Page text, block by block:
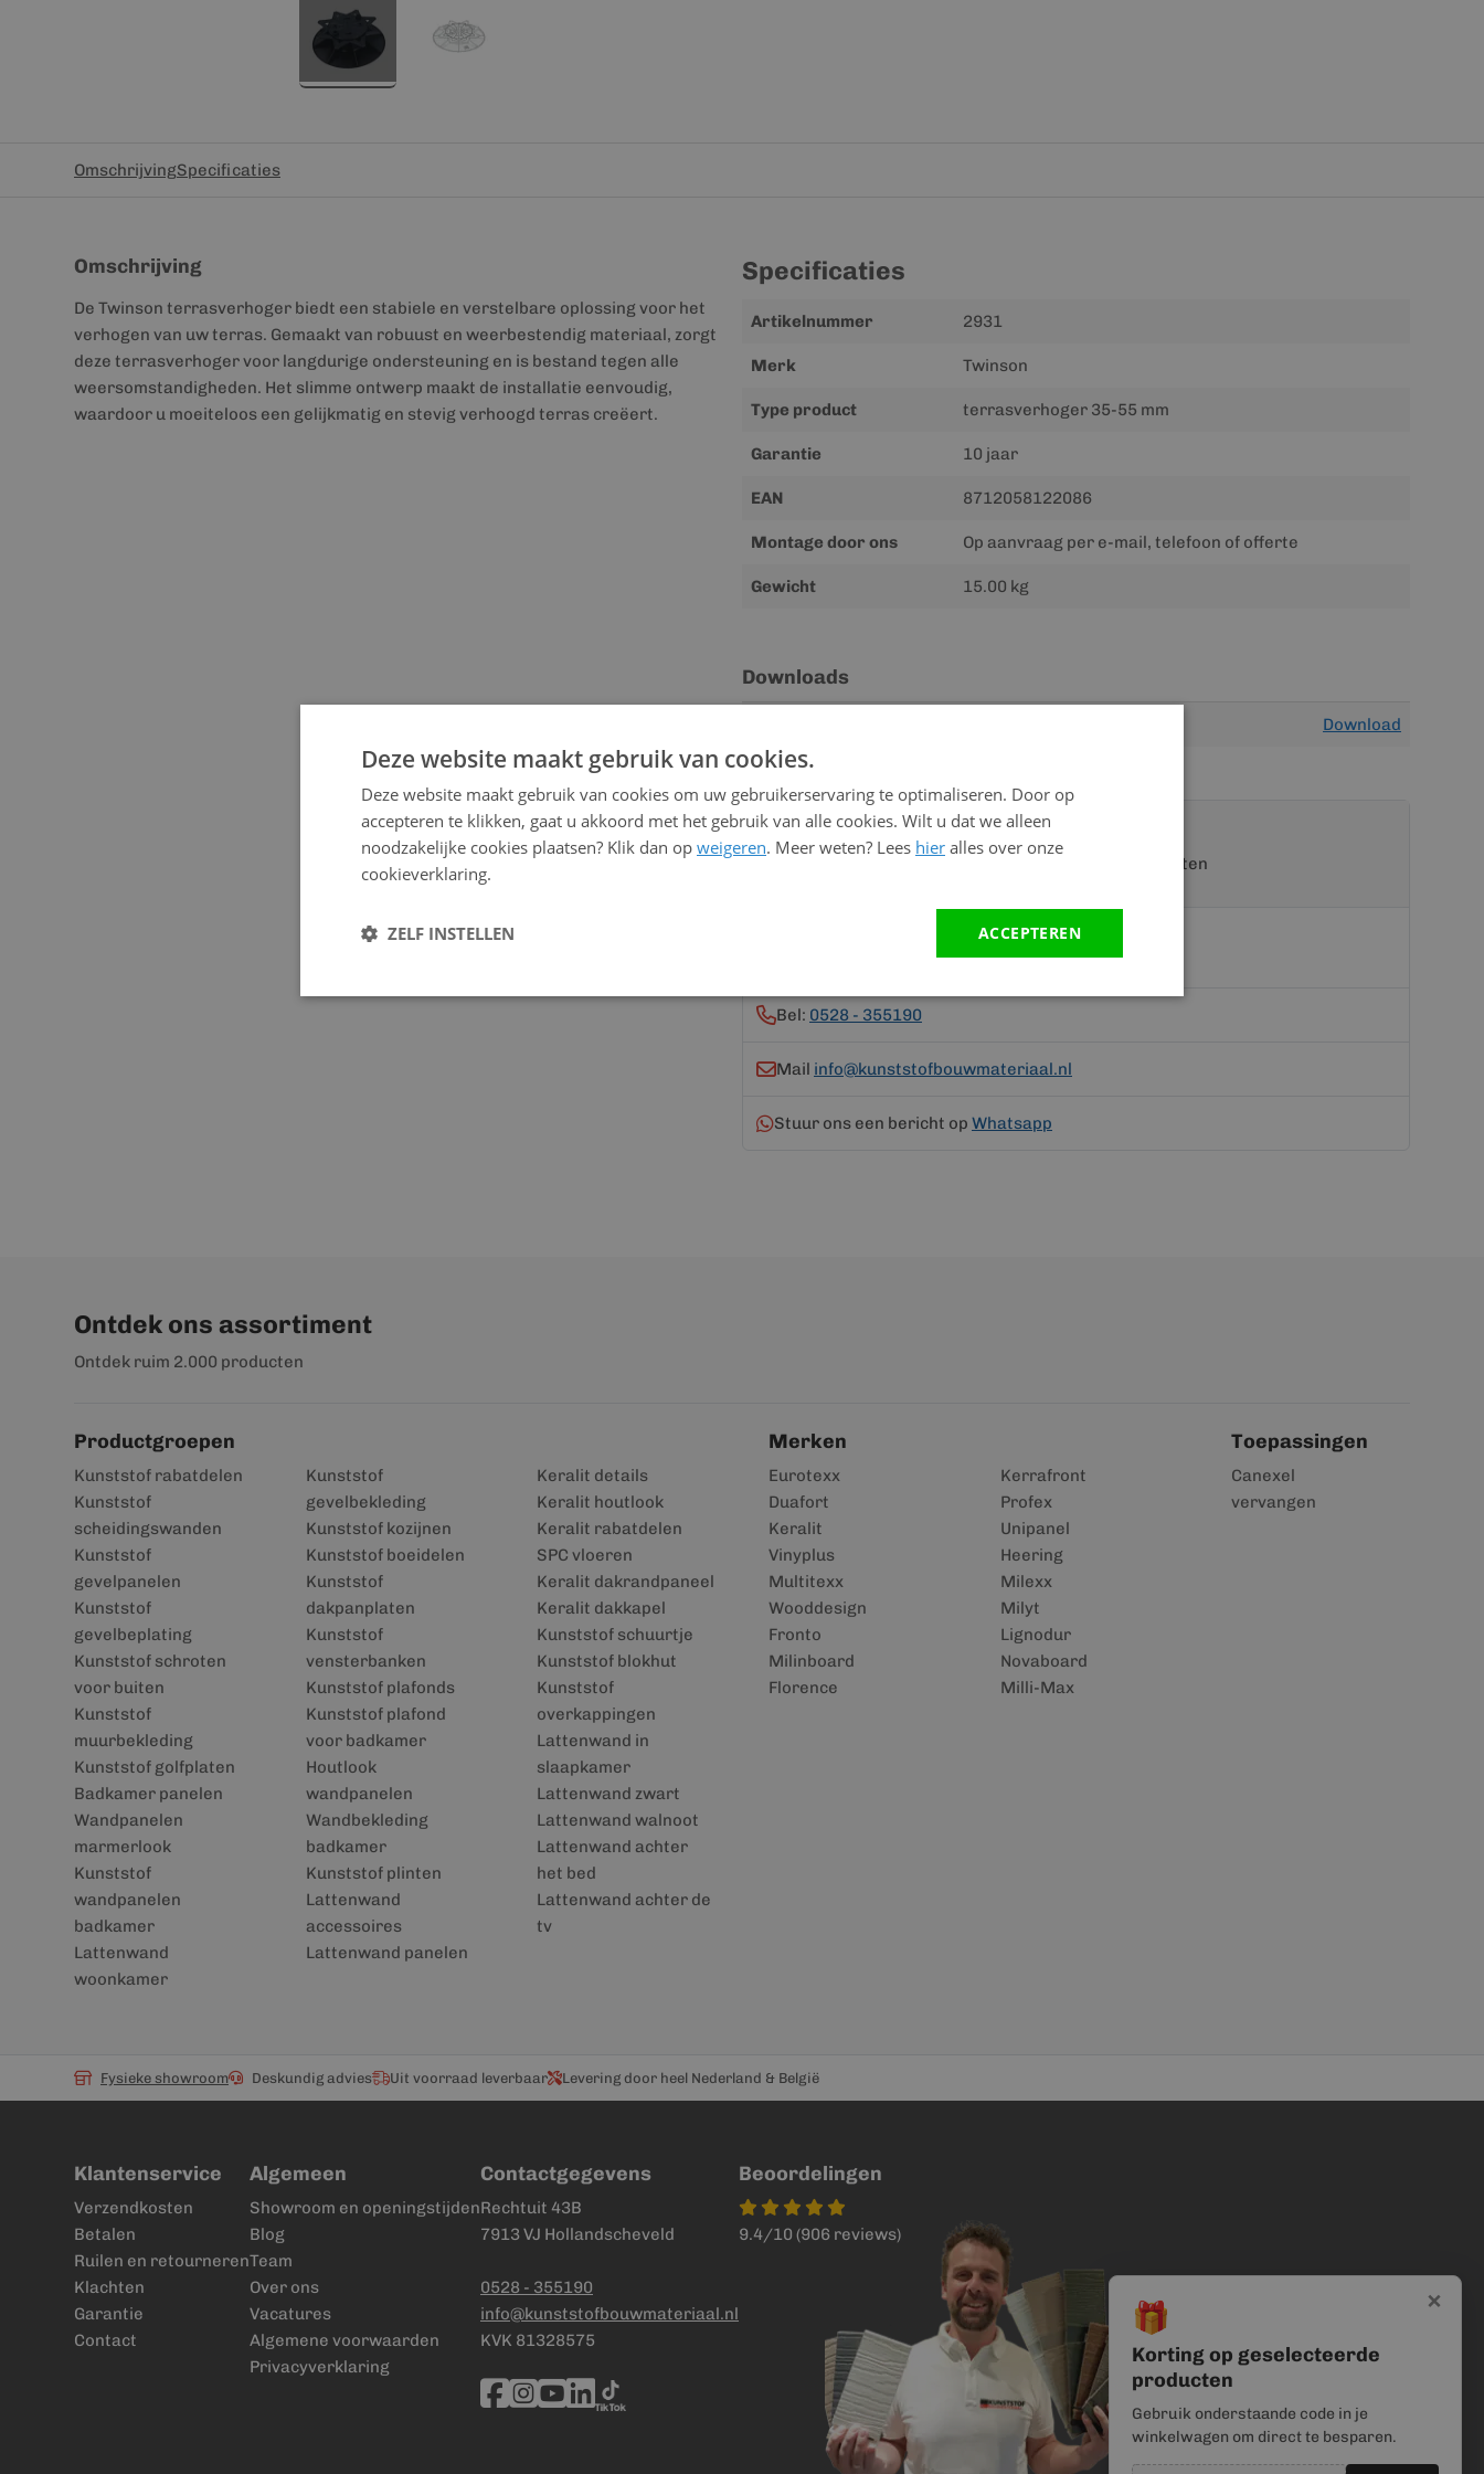
OmschrijvingSpecificaties
Omschrijving
De Twinson terrasverhoger biedt een stabiele en verstelbare oplossing voor het
verhogen van uw terras. Gemaakt van robuust en weerbestendig materiaal, zorgt
deze terrasverhoger voor langdurige ondersteuning en is bestand tegen alle
weersomstandigheden. Het slimme ontwerp maakt de installatie eenvoudig,
waardoor u moeiteloos een gelijkmatig en stevig verhoogd terras creëert.
Specificaties
Meer
Artikelnummer 2931
Merk Twinson
Type product terrasverhoger 35-55 mm
Garantie 10 jaar
EAN 8712058122086
Montage door ons Op aanvraag per e-mail, telefoon of offerte
Gewicht 15.00 kg
Downloads
Download
Advies nodig?
Neem contact op met een van onze specialisten
van 08:00 tot 17:00 uur
Bel: 0528 - 355190
Mail info@kunststofbouwmateriaal.nl
Stuur ons een bericht op Whatsapp
Ontdek ons assortiment
Ontdek ruim 2.000 producten
Productgroepen
Kunststof rabatdelen
Kunststof
scheidingswanden
Kunststof
gevelpanelen
Kunststof
gevelbeplating
Kunststof schroten
voor buiten
Kunststof
muurbekleding
Kunststof golfplaten
Badkamer panelen
Wandpanelen
marmerlook
Kunststof
wandpanelen
badkamer
Lattenwand
woonkamer
Kunststof
gevelbekleding
Kunststof kozijnen
Kunststof boeidelen
Kunststof
dakpanplaten
Kunststof
vensterbanken
Kunststof plafonds
Kunststof plafond
voor badkamer
Houtlook
wandpanelen
Wandbekleding
badkamer
Kunststof plinten
Lattenwand
accessoires
Lattenwand panelen
Keralit details
Keralit houtlook
Keralit rabatdelen
SPC vloeren
Keralit dakrandpaneel
Keralit dakkapel
Kunststof schuurtje
Kunststof blokhut
Kunststof
overkappingen
Lattenwand in
slaapkamer
Lattenwand zwart
Lattenwand walnoot
Lattenwand achter
het bed
Lattenwand achter de
tv
Merken
Eurotexx
Duafort
Keralit
Vinyplus
Multitexx
Wooddesign
Fronto
Milinboard
Florence
Kerrafront
Profex
Unipanel
Heering
Milexx
Milyt
Lignodur
Novaboard
Milli-Max
Toepassingen
Canexel
vervangen
Fysieke showroom Deskundig advies Uit voorraad leverbaar Levering door heel Nederland & België
Klantenservice
Verzendkosten
Betalen
Ruilen en retourneren
Klachten
Garantie
Contact
Algemeen
Showroom en openingstijden
Blog
Team
Over ons
Vacatures
Algemene voorwaarden
Privacyverklaring
Contactgegevens
Rechtuit 43B
7913 VJ Hollandscheveld
0528 - 355190
info@kunststofbouwmateriaal.nl
KVK 81328575
Beoordelingen
9.4/10 (906 reviews)
×
🎁
Korting op geselecteerde
producten
Gebruik onderstaande code in je
winkelwagen om direct te besparen.
Deze website maakt gebruik van cookies.
Deze website maakt gebruik van cookies om uw gebruikerservaring te optimaliseren. Door op
accepteren te klikken, gaat u akkoord met het gebruik van alle cookies. Wilt u dat we alleen
noodzakelijke cookies plaatsen? Klik dan op weigeren. Meer weten? Lees hier alles over onze
cookieverklaring.
ACCEPTEREN
ZELF INSTELLEN